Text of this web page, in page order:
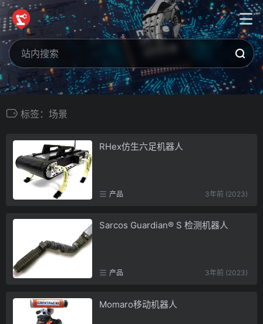
标签：场景
RHex仿生六足机器人
产品 3年前 (2023)
Sarcos Guardian® S 检测机器人
产品 3年前 (2023)
Momaro移动机器人